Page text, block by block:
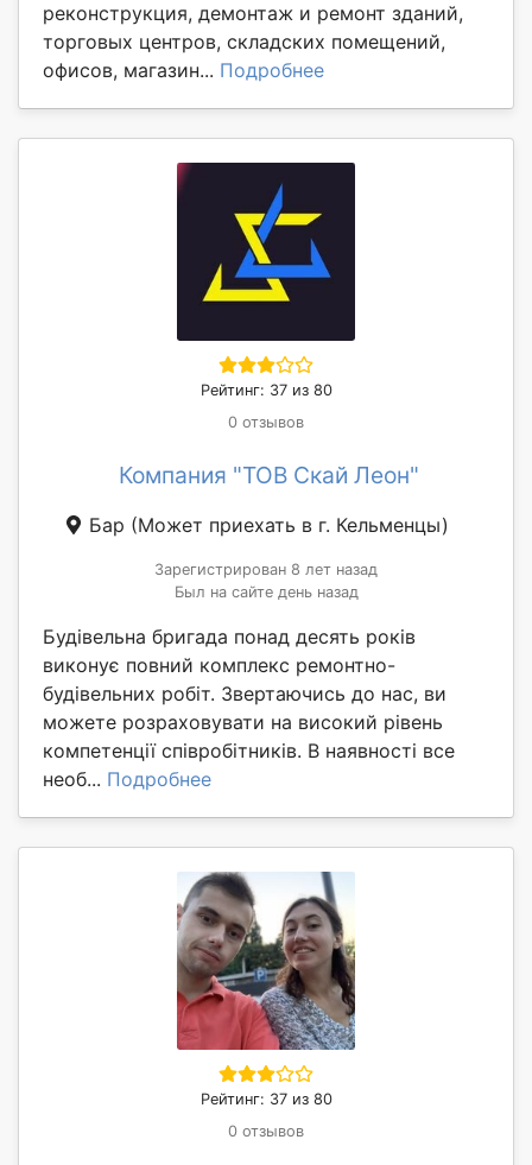
реконструкция, демонтаж и ремонт зданий,
торговых центров, складских помещений,
офисов, магазин... Подробнее
Рейтинг: 37 из 80
0 отзывов
Компания "ТОВ Скай Леон"
Бар (Может приехать в г. Кельменцы)
Зарегистрирован 8 лет назад
Был на сайте день назад
Будівельна бригада понад десять років
виконує повний комплекс ремонтно-
будівельних робіт. Звертаючись до нас, ви
можете розраховувати на високий рівень
компетенції співробітників. В наявності все
необ... Подробнее
Рейтинг: 37 из 80
0 отзывов